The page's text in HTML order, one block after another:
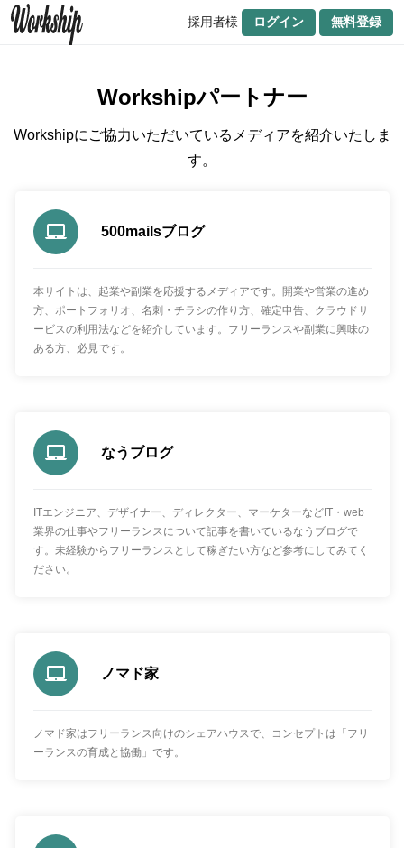
採用者様 ログイン 無料登録
Workshipパートナー
Workshipにご協力いただいているメディアを紹介いたしま
す。
500mailsブログ
本サイトは、起業や副業を応援するメディアです。開業や営業の進め
方、ポートフォリオ、名刺・チラシの作り方、確定申告、クラウドサ
ービスの利用法などを紹介しています。フリーランスや副業に興味の
ある方、必見です。
なうブログ
ITエンジニア、デザイナー、ディレクター、マーケターなどIT・web
業界の仕事やフリーランスについて記事を書いているなうブログで
す。未経験からフリーランスとして稼ぎたい方など参考にしてみてく
ださい。
ノマド家
ノマド家はフリーランス向けのシェアハウスで、コンセプトは「フリ
ーランスの育成と協働」です。